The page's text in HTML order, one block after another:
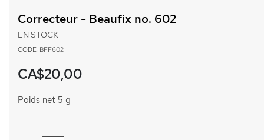
début
d’images
Correcteur - Beaufix no. 602
EN STOCK
CODE: BFF602
CA$20,00
Poids net 5 g